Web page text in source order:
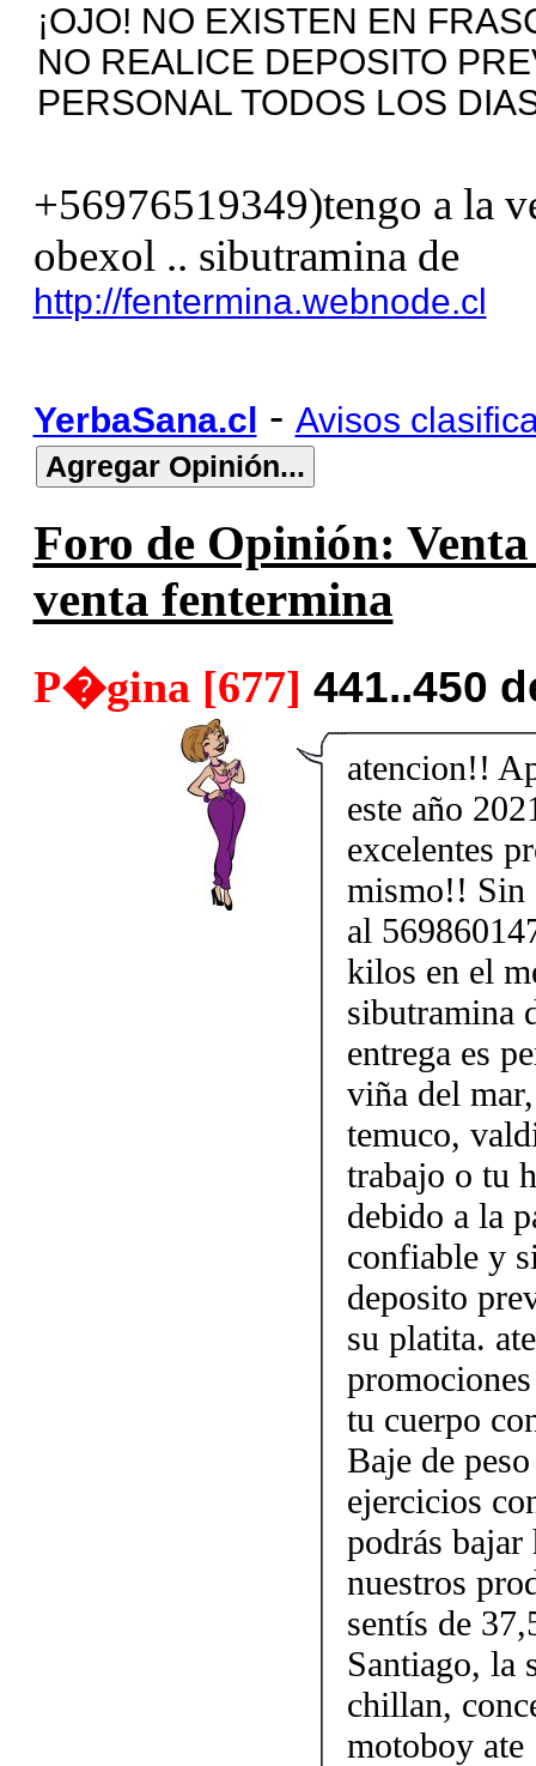
¡OJO! NO EXISTEN EN
NO REALICE DEPOSITO
PERSONAL TODOS LOS
+56976519349)tengo a la
obexol .. sibutramina de
http://fentermina.webnode.cl
YerbaSana.cl - Avisos
Foro de Opinión:
venta fentermina
P�gina [677] 441..450
atencion!!
este año
excelentes
mismo!! Sin
al
kilos en el
sibutramina
entrega es
viña del
temuco,
trabajo o tu
debido a la
confiable y
deposito
su platita.
tu cuerpo
Baje de
ejercicios
podrás bajar
nuestros
sentís de
Santiago, la
chillan,
motoboy ate